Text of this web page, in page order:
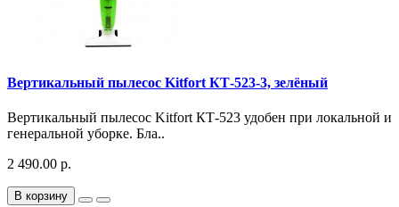
Вертикальный пылесос Kitfort КТ-523-3, зелёный
Вертикальный пылесос Kitfort КТ-523 удобен при локальной и
генеральной уборке. Бла..
2 490.00 р.
В корзину